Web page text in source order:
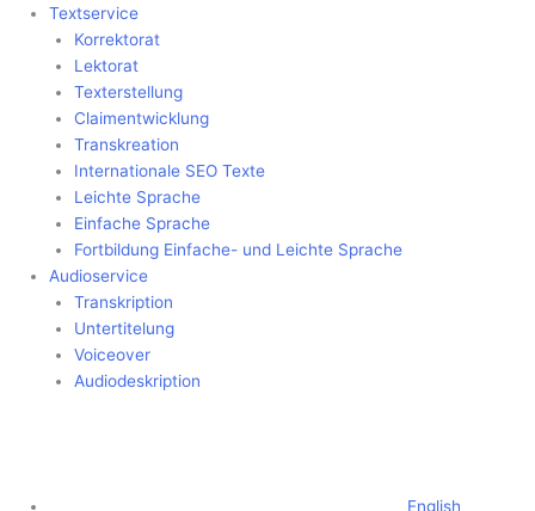
Textservice
Korrektorat
Lektorat
Texterstellung
Claimentwicklung
Transkreation
Internationale SEO Texte
Leichte Sprache
Einfache Sprache
Fortbildung Einfache- und Leichte Sprache
Audioservice
Transkription
Untertitelung
Voiceover
Audiodeskription
English